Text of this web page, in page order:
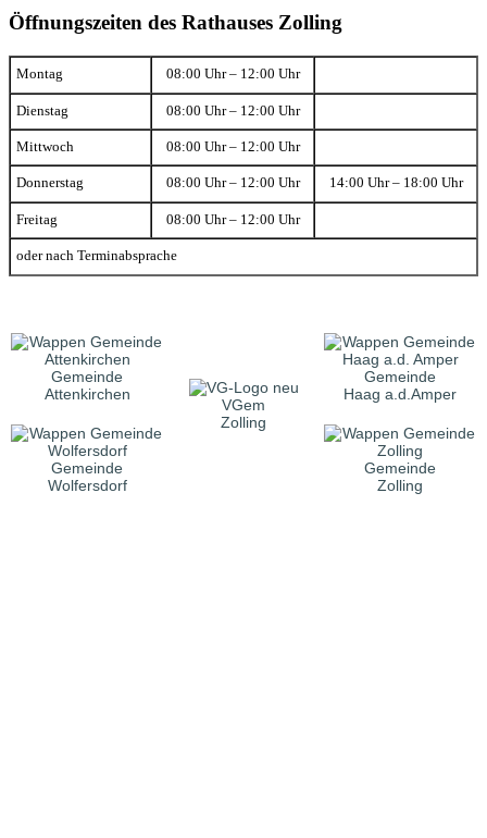
Öffnungszeiten des Rathauses Zolling
Montag 08:00 Uhr – 12:00 Uhr
Dienstag 08:00 Uhr – 12:00 Uhr
Mittwoch 08:00 Uhr – 12:00 Uhr
Donnerstag 08:00 Uhr – 12:00 Uhr 14:00 Uhr – 18:00 Uhr
Freitag 08:00 Uhr – 12:00 Uhr
oder nach Terminabsprache
Gemeinde
Attenkirchen
VGem
Zolling
Gemeinde
Haag a.d.Amper
Gemeinde
Wolfersdorf
Gemeinde
Zolling